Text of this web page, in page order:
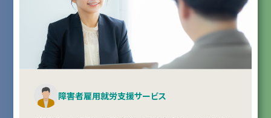
障害者雇用就労支援サービス